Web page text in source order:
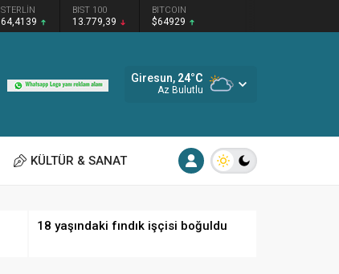
STERLİN
64,4139
BIST 100
13.779,39
BITCOIN
$64929
Giresun, 24°C
Az Bulutlu
KÜLTÜR & SANAT
18 yaşındaki fındık işçisi boğuldu